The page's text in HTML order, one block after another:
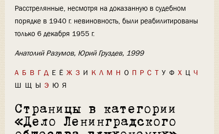
Расстрелянные, несмотря на доказанную в судебном
порядке в 1940 г. невиновность, были реабилитированы
только 6 декабря 1955 г.
Анатолий Разумов, Юрий Груздев, 1999
А Б В Г Д Е Ё Ж З И К Л М Н О П Р С Т У Ф Х Ц Ч
Ш Щ Ы Э Ю Я
Страницы в категории
«Дело Ленинградского